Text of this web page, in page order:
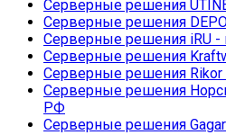
Серверные решения
Серверные решения
Серверные решения iRU -
Серверные решения
Серверные решения
Серверные решения
РФ
Серверные решения